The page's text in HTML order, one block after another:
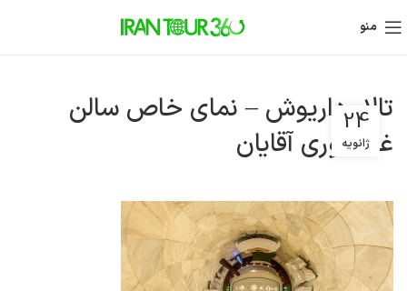
منو
تالار داریوش – نمای خاص سالن
غذاخوری آقایان
24
ژانویه